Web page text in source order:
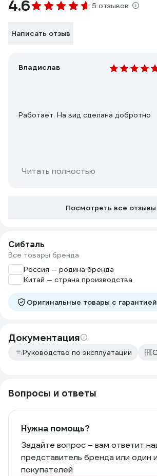
4.6 5 отзывов
Написать отзыв
Владислав
Работает. На вид сделана добротно
Читать полностью
Посмотреть все отзывы
Сибталь
Все товары бренда
Россия — родина бренда
Китай — страна производства
Оригинальные товары c гарантией
Документация
Руководство по эксплуатации
Вопросы и ответы
Нужна помощь?
Задайте вопрос – вам ответит
представитель бренда или один
покупателей